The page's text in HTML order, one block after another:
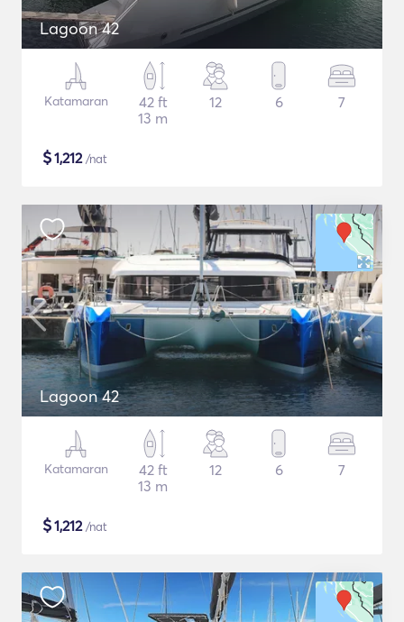
Lagoon 42
Katamaran
42 ft
13 m
12 6 7
$1,212/nat
Lagoon 42
Katamaran
42 ft
13 m
12 6 7
$1,212/nat